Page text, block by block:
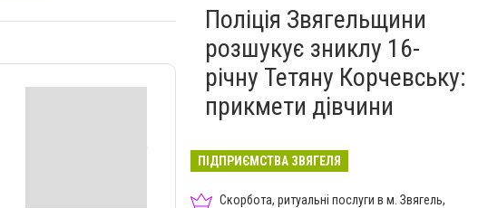
Поліція Звягельщини
розшукує зниклу 16-
річну Тетяну Корчевську:
прикмети дівчини
ПІДПРИЄМСТВА ЗВЯГЕЛЯ
Скорбота, ритуальні послуги в м. Звягель,